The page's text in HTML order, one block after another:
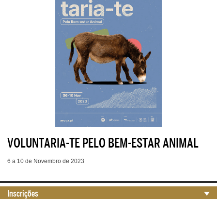
VOLUNTARIA-TE PELO BEM-ESTAR ANIMAL
6 a 10 de Novembro de 2023
Inscrições